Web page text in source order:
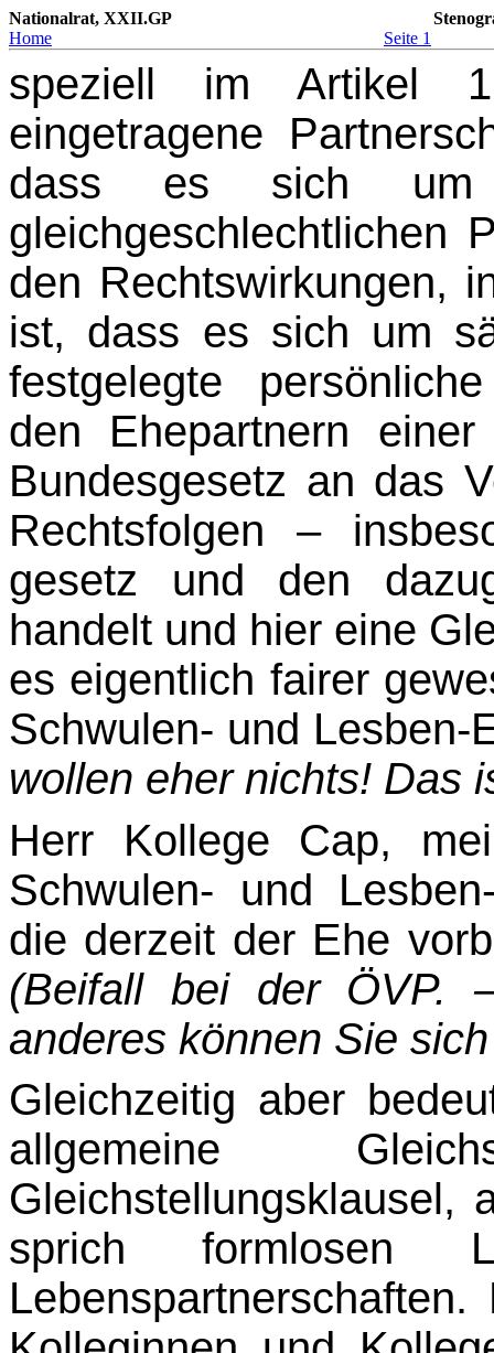
Nationalrat, XXII.GP
Home
Seite 1
speziell im Artikel
eingetragene
dass es sich um
gleichgeschlechtlichen
den Rechtswirkungen,
ist, dass es sich um
festgelegte
den Ehepartnern
Bundesgesetz an das
Rechtsfolgen –
gesetz und den
handelt und hier eine
es eigentlich fairer
Schwulen- und Lesben-
wollen eher nichts! Das
Herr Kollege Cap,
Schwulen- und
die derzeit der Ehe
(Beifall bei der ÖVP.
anderes können Sie
Gleichzeitig aber
allgemeine
Gleichstellungsklausel,
sprich formlosen